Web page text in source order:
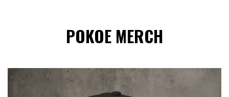
POKOE MERCH